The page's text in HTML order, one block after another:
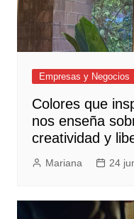
Empresas y Negocios
Colores que
nos enseña
creatividad y
Mariana 24